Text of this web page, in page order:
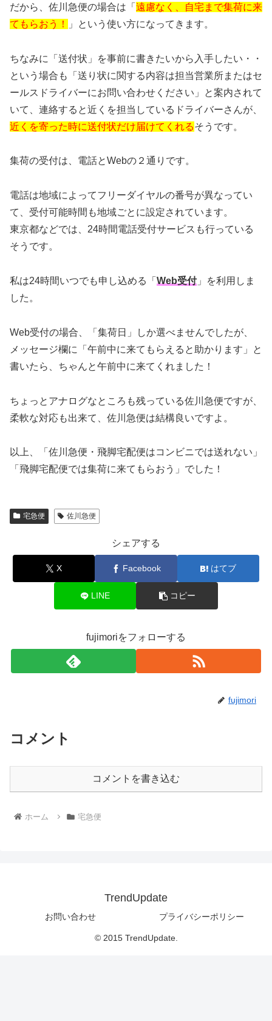
だから、佐川急便の場合は「 遠慮なく、自宅まで集荷に来
てもらおう！
」という使い方になってきます。
ちなみに「送付状」を事前に書きたいから入手したい・・
という場合も「送り状に関する内容は担当営業所またはセ
ールスドライバーにお問い合わせください」と案内されて
いて、連絡すると近くを担当しているドライバーさんが、
近くを寄った時に送付状だけ届けてくれるそうです。
集荷の受付は、電話とWebの２通りです。
電話は地域によってフリーダイヤルの番号が異なってい
て、受付可能時間も地域ごとに設定されています。
東京都などでは、24時間電話受付サービスも行っている
そうです。
私は24時間いつでも申し込める「 Web受付」を利用しま
した。
Web受付の場合、「集荷日」しか選べませんでしたが、
メッセージ欄に「午前中に来てもらえると助かります」と
書いたら、ちゃんと午前中に来てくれました！
ちょっとアナログなところも残っている佐川急便ですが、
柔軟な対応も出来て、佐川急便は結構良いですよ。
以上、「佐川急便・飛脚宅配便はコンビニでは送れない」
「飛脚宅配便では集荷に来てもらおう」でした！
宅急便 佐川急便
シェアする
X Facebook はてブ
LINE コピー
fujimoriをフォローする
fujimori
コメント
コメントを書き込む
ホーム 宅急便
TrendUpdate
お問い合わせ プライバシーポリシー
© 2015 TrendUpdate.